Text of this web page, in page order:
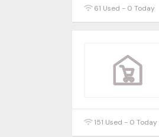
61 Used - 0 Today
151 Used - 0 Today